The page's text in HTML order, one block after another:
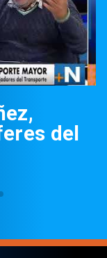
del